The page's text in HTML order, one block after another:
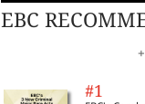
EBC
#1